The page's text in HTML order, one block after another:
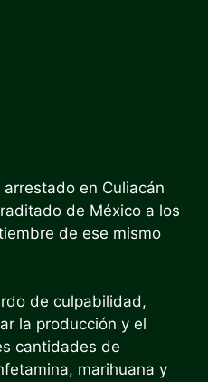
en Culiacán
de México a los
de ese mismo
de culpabilidad,
la producción y el
cantidades de
marihuana y